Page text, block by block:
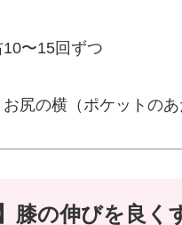
10〜15回ずつ
お尻の横（ポケットの
膝の伸びを良く